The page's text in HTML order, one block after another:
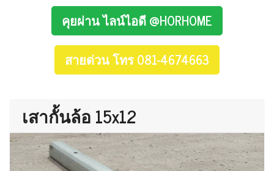
คุยผ่าน ไลน์ไอดี @HORHOME
สายด่วน โทร 081-4674663
เสากั้นล้อ 15x12